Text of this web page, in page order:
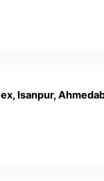
Isanpur,